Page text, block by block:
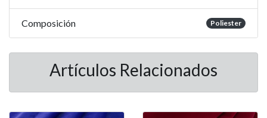
Composición Poliester
Artículos Relacionados